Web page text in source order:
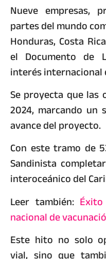
Nueve empresas,
partes del mundo
Honduras, Costa
el Documento de
interés
Se proyecta que
2024, marcando un
avance del proyecto.
Con este tramo de
Sandinista
interoceánico del
Leer también:
nacional de
Este hito no solo
vial, sino que